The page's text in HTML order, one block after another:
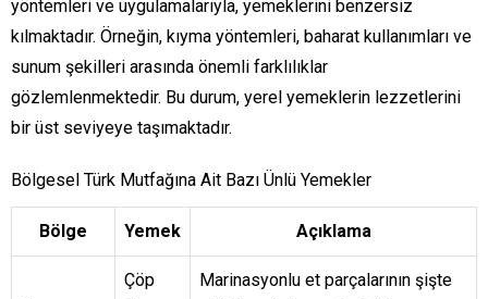
yöntemleri ve uygulamalarıyla, yemeklerini benzersiz
kılmaktadır. Örneğin, kıyma yöntemleri, baharat kullanımları ve
sunum şekilleri arasında önemli farklılıklar
gözlemlenmektedir. Bu durum, yerel yemeklerin lezzetlerini
bir üst seviyeye taşımaktadır.
Bölgesel Türk Mutfağına Ait Bazı Ünlü Yemekler
Bölge Yemek Açıklama
Çöp
Marinasyonlu et parçalarının şişte